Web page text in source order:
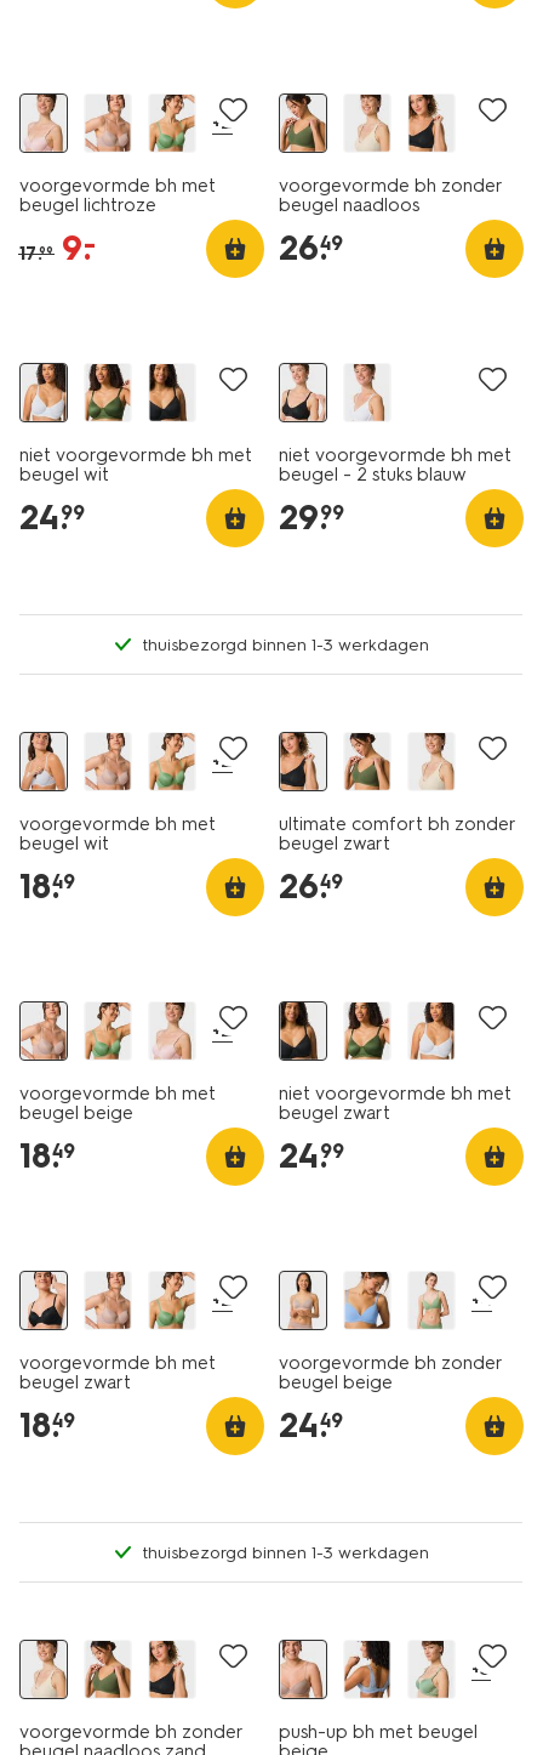
+2
voorgevormde bh met
beugel lichtroze
17.99 9.
–
voorgevormde bh zonder
beugel naadloos
26.
49
niet voorgevormde bh met
beugel wit
24.
99
niet voorgevormde bh met
beugel - 2 stuks blauw
29.
99
thuisbezorgd binnen 1-3 werkdagen
+2
voorgevormde bh met
beugel wit
18.
49
ultimate comfort bh zonder
beugel zwart
26.
49
+2
voorgevormde bh met
beugel beige
18.
49
niet voorgevormde bh met
beugel zwart
24.
99
+2
voorgevormde bh met
beugel zwart
18.
49
+4
voorgevormde bh zonder
beugel beige
24.
49
thuisbezorgd binnen 1-3 werkdagen
voorgevormde bh zonder
+3
push-up bh met beugel